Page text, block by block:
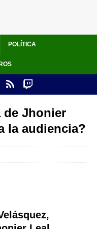
POLÍTICA
de Jhonier
la audiencia?